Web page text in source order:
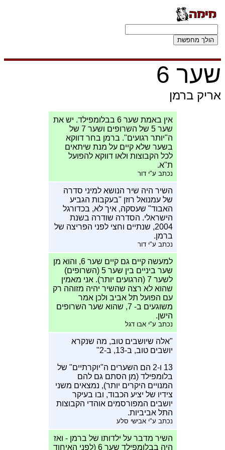
שער 6
אריק ברמן
אין באמת שער 6 בבלומפילד. יש את
שער 5 של השרופים ושער 7 של
ה"יותר רגועים". ברמן בחר דווקא
בשער שלא קיים על מנת שיתאים
לכל הקבוצות ולאו דווקא להפועל
ת"א.
נכתב ע"י דור
השיר היה שיר הנושא למיני סדרה
של עמנואל רוזן "בעקבות הגביע
האבוד" שעסקה, איך לא, בכדורגל
הישראלי. הסדרה שודרה בשנת
2004, שנתיים וחצי לפני הפריצה של
ברמן.
נכתב ע"י דור
למעשה קיים גם קיים שער 6, והוא מן
שער ביניים בין שער 5 (השרופים)
לשער 7 (הרגועים יותר). אני מאמין
שהוא לא רצה שהשיר יהיה מזוהה רק
עם הפועל תל אביב ולכן אמר
משוגעים ב- 7, שהוא שער השרופים
הישן.
נכתב ע"י אבו דגל
"אלה שיושבים טוב, מה שנקרא
יושבים טוב, ב-13, ב-2"
13 ו-2 הם השערים ה"יוקרתיים" של
בלומפילד (מן הסתם גם להם
המנויים היקרים יותר), נמצאים משני
צידיו של יציע הכבוד, ובו בעיקר
יושבים המפורסמים אוהדי הקבוצות
התל אביביות.
נכתב ע"י אבישי סלע
השיר מדבר על ילדותו של ברמן - ואז
היה בבלומפילד שער 6 (לפני האיחוד